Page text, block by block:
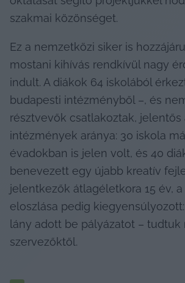
szakmai közönséget.
Ez a nemzetközi siker is
mostani kihívás rendkívül nagy
indult. A diákok 64 iskolából
budapesti intézményből –, és
résztvevők csatlakoztak, jelentős
intézmények aránya: 30 iskola
évadokban is jelen volt, és 40
benevezett egy újabb kreatív
jelentkezők átlagéletkora 15 év,
eloszlása pedig kiegyensúlyozott:
lány adott be pályázatot – tudtuk
szervezőktől.